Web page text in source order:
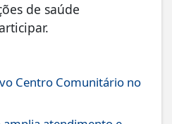
de saúde
Centro Comunitário no